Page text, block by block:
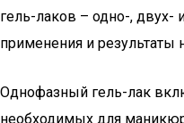
гель-лаков – одно-, двух-
применения и результаты
Однофазный гель-лак
необходимых для